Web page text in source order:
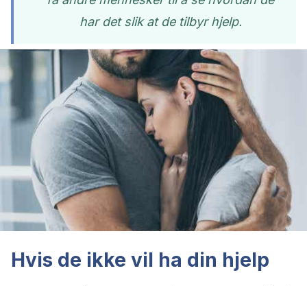
har det slik at de tilbyr hjelp.
Hvis de ikke vil ha din hjelp